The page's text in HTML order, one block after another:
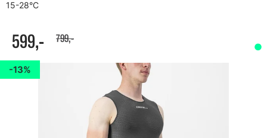
15-28°C
599,- 799,-
13%